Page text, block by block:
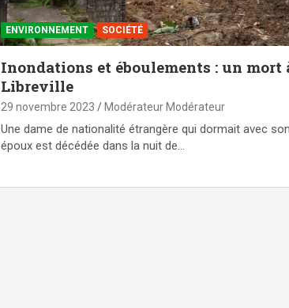
ENVIRONNEMENT SOCIÉTÉ
Inondations et éboulements : un mort
Libreville
29 novembre 2023 Modérateur Modérateur
Une dame de nationalité étrangère qui dormait avec son
époux est décédée dans la nuit de…